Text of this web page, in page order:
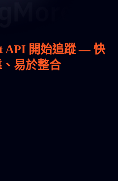
API 開始追蹤 — 快
易於整合